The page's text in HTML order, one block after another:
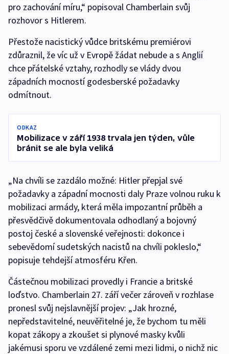
pro zachování míru,“ popisoval Chamberlain svůj
rozhovor s Hitlerem.
Přestože nacistický vůdce britskému premiérovi
zdůraznil, že víc už v Evropě žádat nebude a s Anglií
chce přátelské vztahy, rozhodly se vlády dvou
západních mocností godesberské požadavky
odmítnout.
ODKAZ
Mobilizace v září 1938 trvala jen týden, vůle
bránit se ale byla veliká
„Na chvíli se zazdálo možné: Hitler přepjal své
požadavky a západní mocnosti daly Praze volnou ruku k
mobilizaci armády, která měla impozantní průběh a
přesvědčivě dokumentovala odhodlaný a bojovný
postoj české a slovenské veřejnosti: dokonce i
sebevědomí sudetských nacistů na chvíli pokleslo,“
popisuje tehdejší atmosféru Křen.
Částečnou mobilizaci provedly i Francie a britské
loďstvo. Chamberlain 27. září večer zároveň v rozhlase
pronesl svůj nejslavnější projev: „Jak hrozné,
nepředstavitelné, neuvěřitelné je, že bychom tu měli
kopat zákopy a zkoušet si plynové masky kvůli
jakémusi sporu ve vzdálené zemi mezi lidmi, o nichž nic